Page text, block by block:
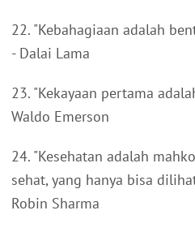
22. "Kebahagiaan adalah
- Dalai Lama
23. "Kekayaan pertama
Waldo Emerson
24. "Kesehatan adalah
sehat, yang hanya bisa
Robin Sharma